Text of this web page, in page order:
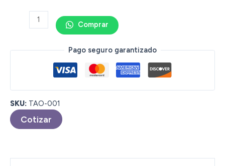
Comprar
Pago seguro garantizado
SKU: TAO-001
Cotizar